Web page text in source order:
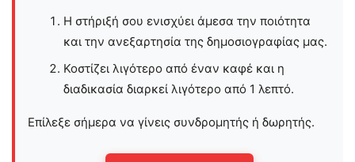
Η στήριξή σου ενισχύει άμεσα την ποιότητα
και την ανεξαρτησία της δημοσιογραφίας μας.
Κοστίζει λιγότερο από έναν καφέ και η
διαδικασία διαρκεί λιγότερο από 1 λεπτό.
Επίλεξε σήμερα να γίνεις συνδρομητής ή δωρητής.